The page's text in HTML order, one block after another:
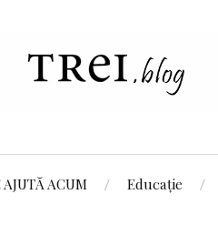
ACUM Educație